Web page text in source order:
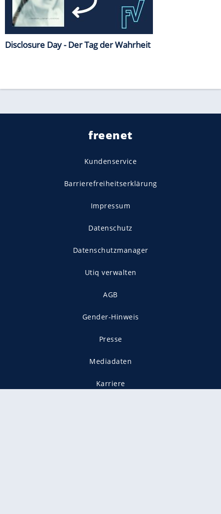
Disclosure Day - Der Tag der Wahrheit
freenet
Kundenservice
Barrierefreiheitserklärung
Impressum
Datenschutz
Datenschutzmanager
Utiq verwalten
AGB
Gender-Hinweis
Presse
Mediadaten
Karriere